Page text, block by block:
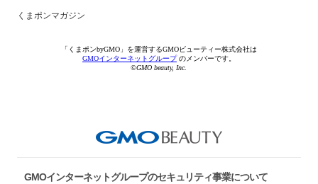
くまポンマガジン
「くまポンbyGMO」を運営するGMOビューティー株式会社は
GMOインターネットグループのメンバーです。
©GMO beauty, Inc.
GMOインターネットグループのセキュリティ事業について